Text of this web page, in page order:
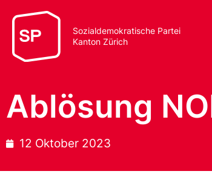
Sozialdemokratische Partei
Kanton Zürich
Ablösung
12 Oktober 2023